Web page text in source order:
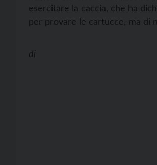
esercitare la caccia, che ha
per provare le cartucce, ma di
di